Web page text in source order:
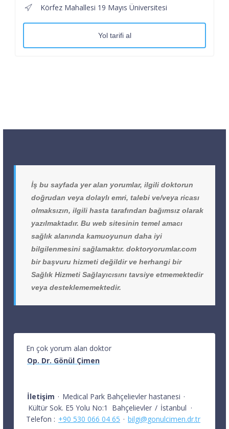
Körfez Mahallesi 19 Mayıs Üniversitesi
Yol tarifi al
İş bu sayfada yer alan yorumlar, ilgili doktorun
doğrudan veya dolaylı emri, talebi ve/veya ricası
olmaksızın, ilgili hasta tarafından bağımsız olarak
yazılmaktadır. Bu web sitesinin temel amacı
sağlık alanında kamuoyunun daha iyi
bilgilenmesini sağlamaktır. doktoryorumlar.com
bir başvuru hizmeti değildir ve herhangi bir
Sağlık Hizmeti Sağlayıcısını tavsiye etmemektedir
veya desteklememektedir.
En çok yorum alan doktor
Op. Dr. Gönül Çimen
İletişim · Medical Park Bahçelievler hastanesi ·
Kültür Sok. E5 Yolu No:1
Bahçelievler / İstanbul ·
Telefon : +90 530 066 04 65 · bilgi@gonulcimen.dr.tr